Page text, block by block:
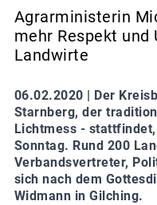
Agrarministerin
mehr Respekt
Landwirte
06.02.2020 |
Der
Starnberg, der
Lichtmess -
Sonntag. Rund 200
Verbandsvertreter,
sich nach dem
Widmann in Gilching.